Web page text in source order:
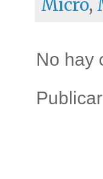
Micro,
No hay